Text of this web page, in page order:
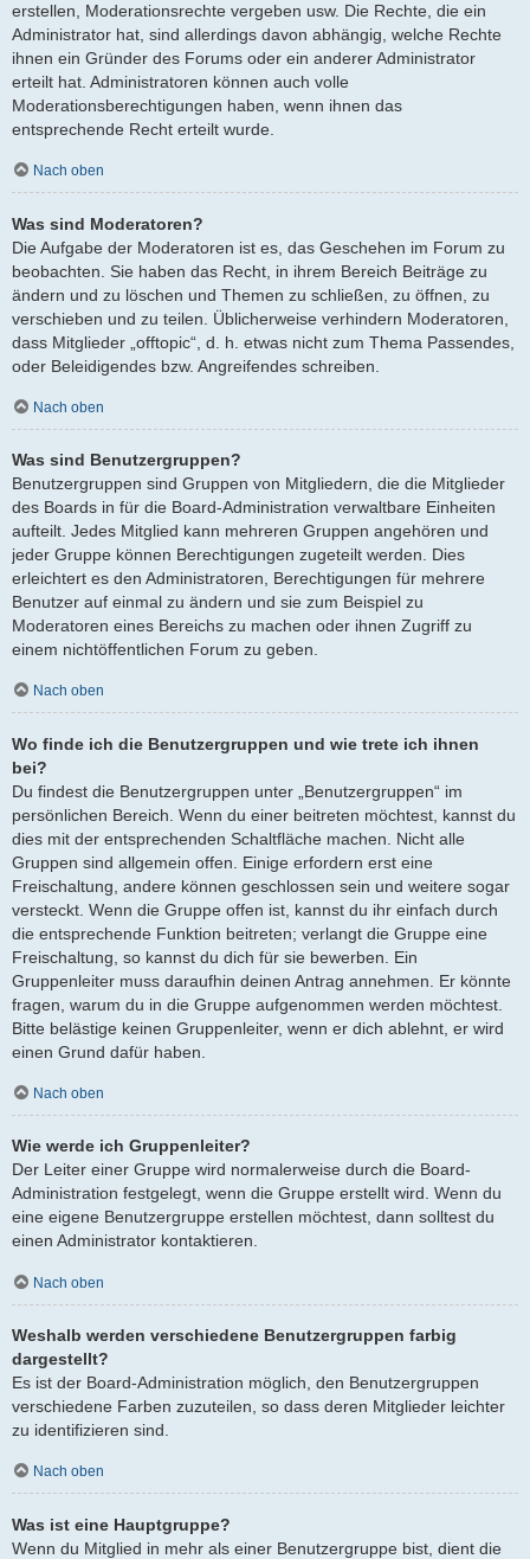
erstellen, Moderationsrechte vergeben usw. Die Rechte, die ein
Administrator hat, sind allerdings davon abhängig, welche Rechte
ihnen ein Gründer des Forums oder ein anderer Administrator
erteilt hat. Administratoren können auch volle
Moderationsberechtigungen haben, wenn ihnen das
entsprechende Recht erteilt wurde.
Nach oben
Was sind Moderatoren?
Die Aufgabe der Moderatoren ist es, das Geschehen im Forum zu
beobachten. Sie haben das Recht, in ihrem Bereich Beiträge zu
ändern und zu löschen und Themen zu schließen, zu öffnen, zu
verschieben und zu teilen. Üblicherweise verhindern Moderatoren,
dass Mitglieder „offtopic“, d. h. etwas nicht zum Thema Passendes,
oder Beleidigendes bzw. Angreifendes schreiben.
Nach oben
Was sind Benutzergruppen?
Benutzergruppen sind Gruppen von Mitgliedern, die die Mitglieder
des Boards in für die Board-Administration verwaltbare Einheiten
aufteilt. Jedes Mitglied kann mehreren Gruppen angehören und
jeder Gruppe können Berechtigungen zugeteilt werden. Dies
erleichtert es den Administratoren, Berechtigungen für mehrere
Benutzer auf einmal zu ändern und sie zum Beispiel zu
Moderatoren eines Bereichs zu machen oder ihnen Zugriff zu
einem nichtöffentlichen Forum zu geben.
Nach oben
Wo finde ich die Benutzergruppen und wie trete ich ihnen
bei?
Du findest die Benutzergruppen unter „Benutzergruppen“ im
persönlichen Bereich. Wenn du einer beitreten möchtest, kannst du
dies mit der entsprechenden Schaltfläche machen. Nicht alle
Gruppen sind allgemein offen. Einige erfordern erst eine
Freischaltung, andere können geschlossen sein und weitere sogar
versteckt. Wenn die Gruppe offen ist, kannst du ihr einfach durch
die entsprechende Funktion beitreten; verlangt die Gruppe eine
Freischaltung, so kannst du dich für sie bewerben. Ein
Gruppenleiter muss daraufhin deinen Antrag annehmen. Er könnte
fragen, warum du in die Gruppe aufgenommen werden möchtest.
Bitte belästige keinen Gruppenleiter, wenn er dich ablehnt, er wird
einen Grund dafür haben.
Nach oben
Wie werde ich Gruppenleiter?
Der Leiter einer Gruppe wird normalerweise durch die Board-
Administration festgelegt, wenn die Gruppe erstellt wird. Wenn du
eine eigene Benutzergruppe erstellen möchtest, dann solltest du
einen Administrator kontaktieren.
Nach oben
Weshalb werden verschiedene Benutzergruppen farbig
dargestellt?
Es ist der Board-Administration möglich, den Benutzergruppen
verschiedene Farben zuzuteilen, so dass deren Mitglieder leichter
zu identifizieren sind.
Nach oben
Was ist eine Hauptgruppe?
Wenn du Mitglied in mehr als einer Benutzergruppe bist, dient die